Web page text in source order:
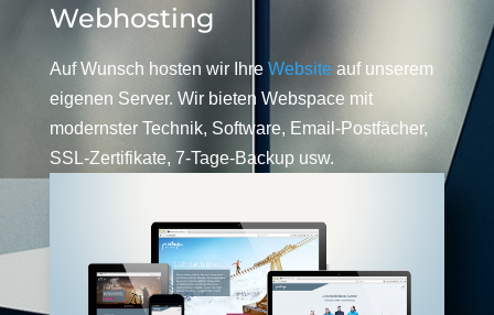
Webhosting
Auf Wunsch hosten wir Ihre Website auf unserem
eigenen Server. Wir bieten Webspace mit
modernster Technik, Software, Email-Postfächer,
SSL-Zertifikate, 7-Tage-Backup usw.